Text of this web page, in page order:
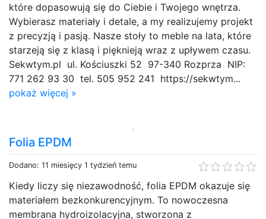
które dopasowują się do Ciebie i Twojego wnętrza.
Wybierasz materiały i detale, a my realizujemy projekt
z precyzją i pasją. Nasze stoły to meble na lata, które
starzeją się z klasą i pięknieją wraz z upływem czasu.
Sekwtym.pl ul. Kościuszki 52 97-340 Rozprza NIP:
771 262 93 30 tel. 505 952 241 https://sekwtym...
pokaż więcej »
Folia EPDM
Dodano: 11 miesięcy 1 tydzień temu
Kiedy liczy się niezawodność, folia EPDM okazuje się
materiałem bezkonkurencyjnym. To nowoczesna
membrana hydroizolacyjna, stworzona z